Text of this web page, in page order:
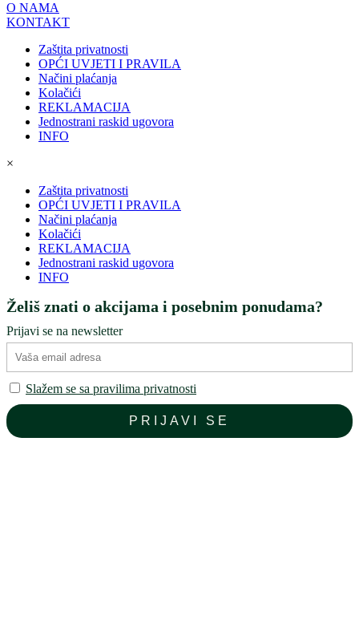
O NAMA
KONTAKT
Zaštita privatnosti
OPĆI UVJETI I PRAVILA
Načini plaćanja
Kolačići
REKLAMACIJA
Jednostrani raskid ugovora
INFO
×
Zaštita privatnosti
OPĆI UVJETI I PRAVILA
Načini plaćanja
Kolačići
REKLAMACIJA
Jednostrani raskid ugovora
INFO
Želiš znati o akcijama i posebnim ponudama?
Prijavi se na newsletter
Slažem se sa pravilima privatnosti